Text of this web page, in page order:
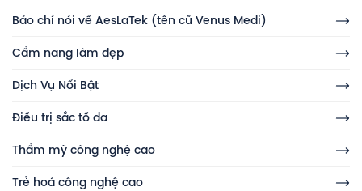
Báo chí nói về AesLaTek (tên cũ Venus Medi)
Cẩm nang làm đẹp
Dịch Vụ Nổi Bật
Điều trị sắc tố da
Thẩm mỹ công nghệ cao
Trẻ hoá công nghệ cao